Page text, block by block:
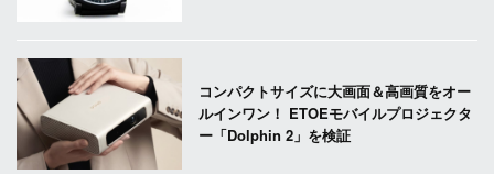
コンパクトサイズに大画面＆高画質をオー
ルインワン！ ETOEモバイルプロジェクタ
ー「Dolphin 2」を検証